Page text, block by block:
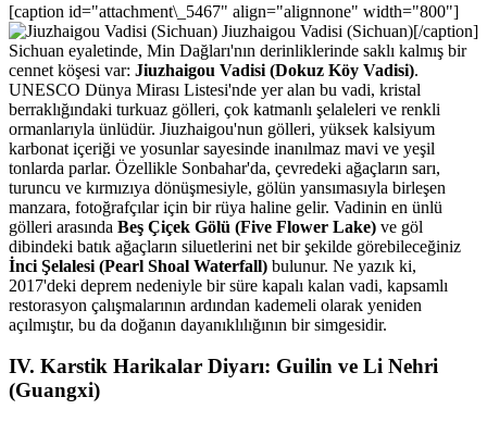
[caption id="attachment\_5467" align="alignnone" width="800"]
Jiuzhaigou Vadisi (Sichuan)[/caption]
Sichuan eyaletinde, Min Dağları'nın derinliklerinde saklı kalmış bir
cennet köşesi var: Jiuzhaigou Vadisi (Dokuz Köy Vadisi).
UNESCO Dünya Mirası Listesi'nde yer alan bu vadi, kristal
berraklığındaki turkuaz gölleri, çok katmanlı şelaleleri ve renkli
ormanlarıyla ünlüdür. Jiuzhaigou'nun gölleri, yüksek kalsiyum
karbonat içeriği ve yosunlar sayesinde inanılmaz mavi ve yeşil
tonlarda parlar. Özellikle Sonbahar'da, çevredeki ağaçların sarı,
turuncu ve kırmızıya dönüşmesiyle, gölün yansımasıyla birleşen
manzara, fotoğrafçılar için bir rüya haline gelir. Vadinin en ünlü
gölleri arasında Beş Çiçek Gölü (Five Flower Lake) ve göl
dibindeki batık ağaçların siluetlerini net bir şekilde görebileceğiniz
İnci Şelalesi (Pearl Shoal Waterfall) bulunur. Ne yazık ki,
2017'deki deprem nedeniyle bir süre kapalı kalan vadi, kapsamlı
restorasyon çalışmalarının ardından kademeli olarak yeniden
açılmıştır, bu da doğanın dayanıklılığının bir simgesidir.
IV. Karstik Harikalar Diyarı: Guilin ve Li Nehri
(Guangxi)